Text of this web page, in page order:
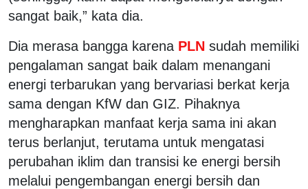
sangat baik,” kata dia.
Dia merasa bangga karena PLN sudah memiliki
pengalaman sangat baik dalam menangani
energi terbarukan yang bervariasi berkat kerja
sama dengan KfW dan GIZ. Pihaknya
mengharapkan manfaat kerja sama ini akan
terus berlanjut, terutama untuk mengatasi
perubahan iklim dan transisi ke energi bersih
melalui pengembangan energi bersih dan